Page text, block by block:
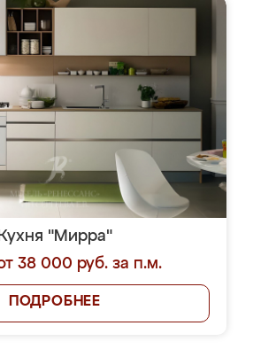
Кухня "Мирра"
38 000 руб. за п.м.
ПОДРОБНЕЕ